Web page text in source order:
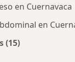
en Cuernavaca
en
(15)